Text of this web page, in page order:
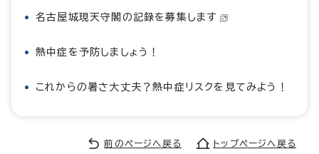
名古屋城現天守閣の記録を募集します
熱中症を予防しましょう！
これからの暑さ大丈夫？熱中症リスクを見てみよう！
前のページへ戻る トップページへ戻る